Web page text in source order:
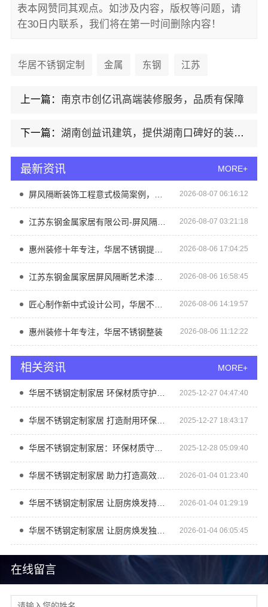
在线留言
表本网赞同其观点。如涉及内容，版权等问题，请
在30日内联系，我们将在第一时间删除内容！
华居不锈钢定制 金属 东钢 江苏
上一篇： 南京市创亿讯高端装修服务，品质有保障
下一篇：湖南创益讯建筑，提供湖南口碑好的装修环保材料
最新资讯 MORE+
2026-08-07 06:16:12
江苏东钢金属家居有限公司-屏风隔断高端定制艺术漆价格 2026-08-07 03:21:18
惠州装修十年专注，华居不锈钢提供靠谱服务 2026-08-06 17:04:25
江苏东钢金属家居屏风隔断艺术漆定制：价格透明性价比优 2026-08-06 16:58:45
匠心制作新中式设计公司，华居不锈钢好口碑 2026-08-06 14:19:57
惠州装修十年专注，华居不锈钢整装 2026-08-06 11:12:22
相关资讯 MORE+
2025-12-27 04:47:40
华居不锈钢定制家居 打造耐用环保的橱柜方案 2025-12-27 18:43:17
华居不锈钢定制家居：环保材质守护家人健康 2025-12-28 05:09:40
华居不锈钢定制家居 助力打造高效整洁的理想厨房 2026-01-04 01:23:40
华居不锈钢定制家居 让厨房焕发持久光彩 2026-01-04 01:29:19
2026-01-04 06:05:45